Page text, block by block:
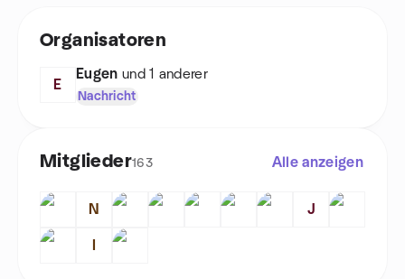
Organisatoren
E
Eugen und 1 anderer
Nachricht
Mitglieder163 Alle anzeigen
N J